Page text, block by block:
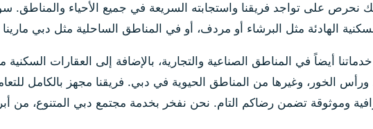
نحرص على تواجد فريقنا واستجابته السريعة في جميع الأحياء والمناطق.
الهادئة مثل البرشاء أو مردف، أو في المناطق الساحلية مثل دبي
أيضاً في المناطق الصناعية والتجارية، بالإضافة إلى العقارات
الخور، وغيرها من المناطق الحيوية في دبي. فريقنا مجهز بالكامل
وموثوقة تضمن رضاكم التام. نحن نفخر بخدمة مجتمع دبي المتنوع، من